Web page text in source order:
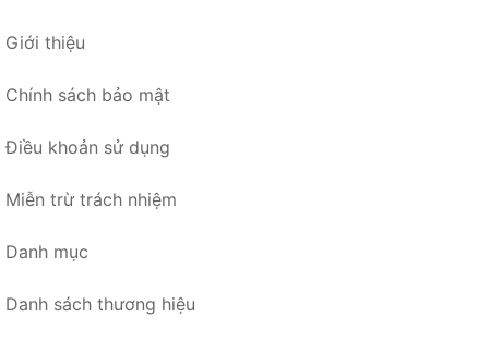
Giới thiệu
Chính sách bảo mật
Điều khoản sử dụng
Miễn trừ trách nhiệm
Danh mục
Danh sách thương hiệu